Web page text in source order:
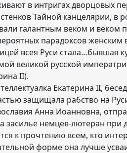
в интригах дворцовых
Тайной канцелярии, в
галантным веком и
парадоксов женским
всея Руси стала…бывшая
великой русской
II).
Екатерина II,
защищала рабство на
Анна Иоанновна,
засилье немцев-лютеран при
к прочтению всем, кто
форме она лучше